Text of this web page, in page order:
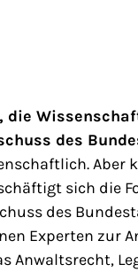
die
des
Aber
sich die
des
Experten zur
Anwaltsrecht,